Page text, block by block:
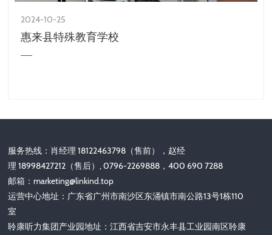
2024-10-25
惠来县特殊教育学校
服务热线：肖经理 18122463798（售前），赵经
理 18998427212（售后）, 0796-2269888，400 690 7288
邮箱：marketing@linkind.top
运营中心地址：广东省广州市南沙区东涌镇市南公路13号1栋110
室
聆康听力集团产业园地址：江西省吉安市永丰县工业园南区聆康